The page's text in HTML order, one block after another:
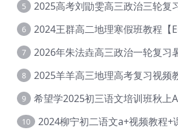
5
6 2024王群高二地理寒假班教程【
7 2026年朱法垚高三政治一轮复习
8
9
10